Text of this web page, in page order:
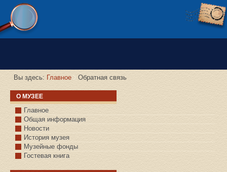
Версия сайта для слабовидящих
Вы здесь: Главное Обратная связь
О МУЗЕЕ
Главное
Общая информация
Новости
История музея
Музейные фонды
Гостевая книга